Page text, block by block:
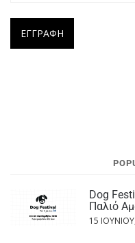
Dog
Παλιό
15